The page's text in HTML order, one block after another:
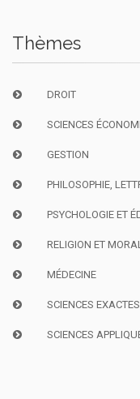
Thèmes
DROIT
SCIENCES
GESTION
PHILOSOPHIE,
PSYCHOLOGIE ET
RELIGION ET
MÉDECINE
SCIENCES EXACTES
SCIENCES